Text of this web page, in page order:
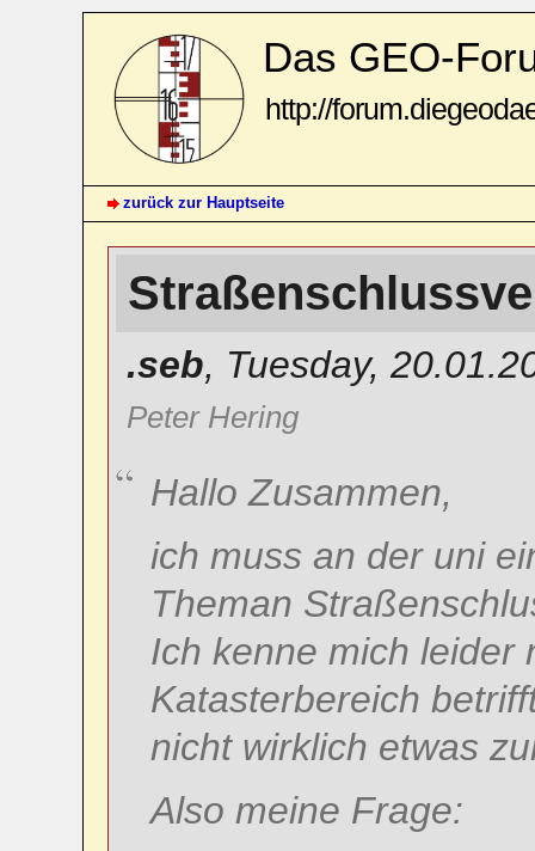
Das GEO-
http://
zurück zur Hauptseite
.seb, Tuesday,
Peter Hering
Hallo Zusammen,
ich muss an der uni
Theman
Ich kenne mich leider
Katasterbereich
nicht wirklich etwas
Also meine Frage: